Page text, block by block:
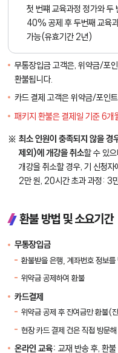
첫 번쨰 교육과정 정가와 두
40% 공제 후 두번째 교육
가능(유효기간 2년)
무통장입금 고객은, 위약금/포
환불됩니다.
카드 결제 고객은 위약금/포인
패키지 환불은 결제일 기준 6개
최소 인원이 충족되지 않을
제외)에 개강을 취소할 수 있
개강을 취소할 경우, 기 신청
2만 원, 20시간 초과 과정: 3
환불 방법 및 소요기간
무통장입금
환불받을 은행, 계좌번호 정보
위약금 공제하여 환불
카드결제
위약금 공제 후 잔여금만 환불(
현장 카드 결제 건은 직접 방문
온라인 교육: 교재 반송 후, 환